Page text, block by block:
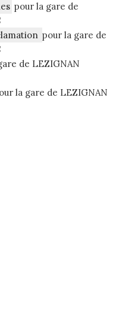
pour la gare de
pour la gare de
de LEZIGNAN
la gare de LEZIGNAN